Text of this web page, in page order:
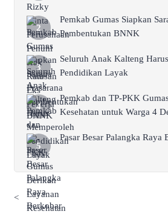
Pemkab Gumas Siapkan
Pembentukan BNNK
Seluruh Anak Kalteng
Pendidikan Layak
Pemkab dan TP-PKK
Kesehatan untuk Warga 4
Pasar Besar Palangka Raya
<